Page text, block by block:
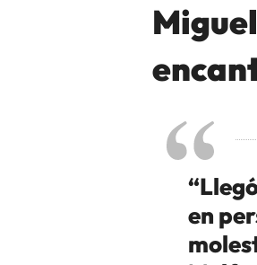
en